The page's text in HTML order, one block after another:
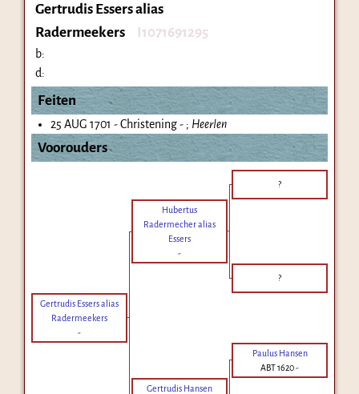
Gertrudis Essers alias
Radermeekers
I1071691295
b:
d:
Feiten
25 AUG 1701 - Christening - ; Heerlen
Voorouders
?
Hubertus
Radermecher alias
Essers
-
?
Gertrudis Essers alias
Radermeekers
-
Paulus Hansen
ABT 1620-
Gertrudis Hansen